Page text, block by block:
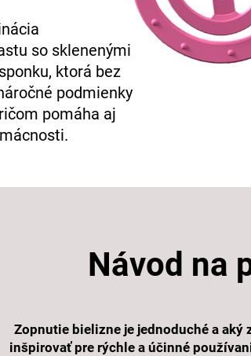
so sklenenými
ktorá bez
podmienky
pomáha aj
Návod na
Zopnutie bielizne je jednoduché a aký
inšpirovať pre rýchle a účinné